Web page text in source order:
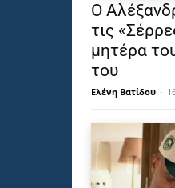
Ο
τις
μητέρα
του
Ελένη Βατίδου -